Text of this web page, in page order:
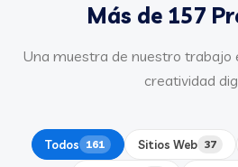
Más de 157
Una muestra de nuestro trabajo
creatividad
Todos 161 Sitios Web 37